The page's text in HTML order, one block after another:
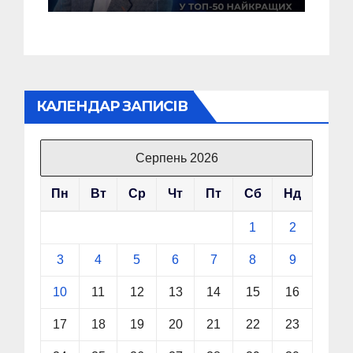
України!
КАЛЕНДАР ЗАПИСІВ
Серпень 2026
Пн Вт Ср Чт Пт Сб Нд
1 2
3 4 5 6 7 8 9
10 11 12 13 14 15 16
17 18 19 20 21 22 23